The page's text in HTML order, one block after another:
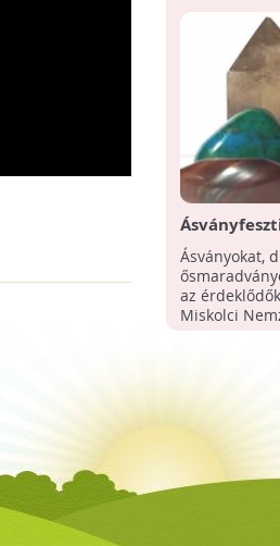
Egyetemen
Ásványokat,
az
Miskolci